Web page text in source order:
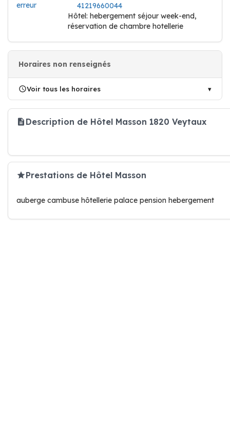
erreur
41219660044
Hôtel: hebergement séjour week-end,
réservation de chambre hotellerie
Horaires non renseignés
Voir tous les horaires
Description de Hôtel Masson 1820 Veytaux
Prestations de Hôtel Masson
auberge cambuse hôtellerie palace pension hebergement